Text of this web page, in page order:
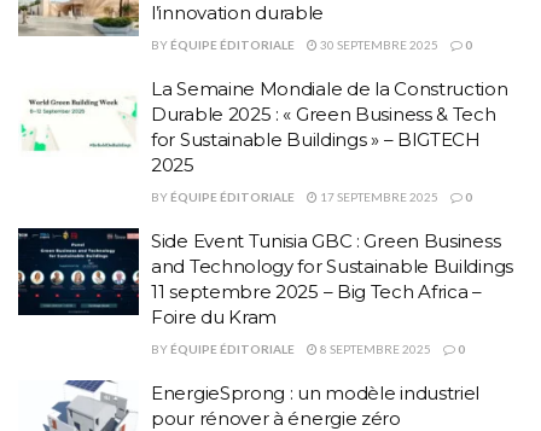
l’innovation durable
BY ÉQUIPE ÉDITORIALE 30 SEPTEMBRE 2025 0
La Semaine Mondiale de la Construction
Durable 2025 : « Green Business & Tech
for Sustainable Buildings » – BIGTECH
2025
BY ÉQUIPE ÉDITORIALE 17 SEPTEMBRE 2025 0
Side Event Tunisia GBC : Green Business
and Technology for Sustainable Buildings
11 septembre 2025 – Big Tech Africa –
Foire du Kram
BY ÉQUIPE ÉDITORIALE 8 SEPTEMBRE 2025 0
EnergieSprong : un modèle industriel
pour rénover à énergie zéro